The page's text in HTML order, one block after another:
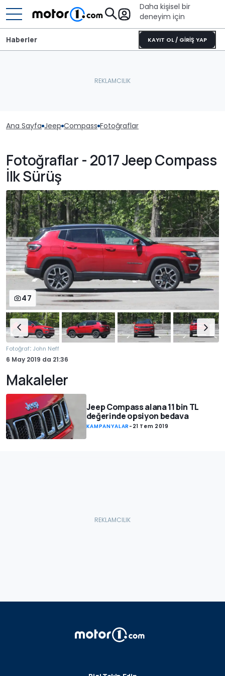
Daha kişisel bir
deneyim için
KAYIT OL / GİRİŞ YAP
Haberler
Ana Sayfa Jeep Compass Fotoğraflar
Fotoğraflar - 2017 Jeep Compass
İlk Sürüş
47
Fotoğraf: John Neff
6 May 2019 da 21:36
Makaleler
Jeep Compass alana 11 bin TL
değerinde opsiyon bedava
KAMPANYALAR - 21 Tem 2019